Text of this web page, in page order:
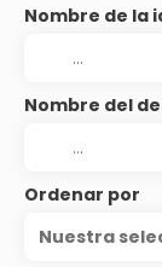
Nombre de la
Nombre del
Ordenar por
Nuestra